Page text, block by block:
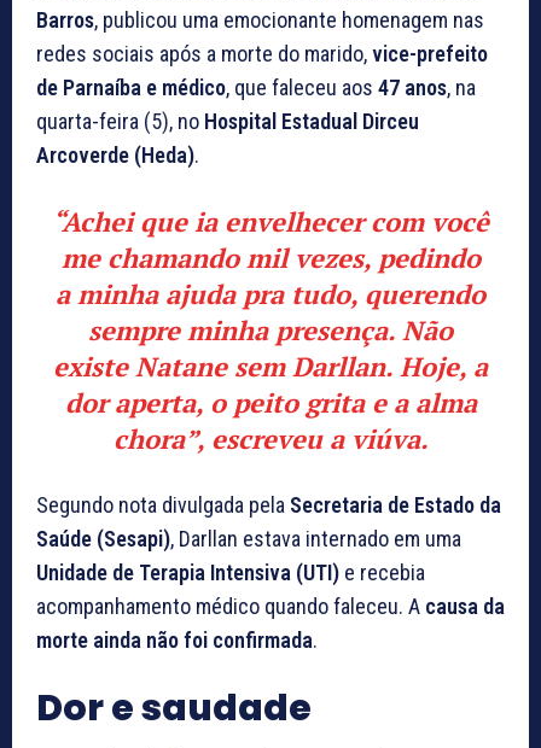
Barros, publicou uma emocionante homenagem nas
redes sociais após a morte do marido,vice-prefeito
de Parnaíba e médico, que faleceu aos 47 anos, na
quarta-feira (5), no Hospital Estadual Dirceu
Arcoverde (Heda).
“Achei que ia envelhecer com você
me chamando mil vezes, pedindo
a minha ajuda pra tudo, querendo
sempre minha presença. Não
existe Natane sem Darllan. Hoje, a
dor aperta, o peito grita e a alma
chora”, escreveu a viúva.
Segundo nota divulgada pela Secretaria de Estado da
Saúde (Sesapi), Darllan estava internado em uma
Unidade de Terapia Intensiva (UTI) e recebia
acompanhamento médico quando faleceu. A causa da
morte ainda não foi confirmada.
Dor e saudade